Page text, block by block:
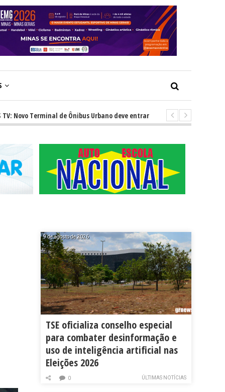
Terminal de Ônibus Urbano deve entrar em operação ainda este ano
9 de agosto de 2026
TSE oficializa conselho especial
para combater desinformação e
uso de inteligência artificial nas
Eleições 2026
ÚLTIMAS NOTÍCIAS
0